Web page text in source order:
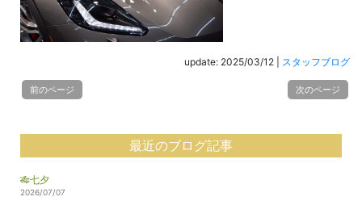
update: 2025/03/12 スタッフブログ
前のページ 次のページ
最近のブログ記事
🎋七夕
2026/07/07